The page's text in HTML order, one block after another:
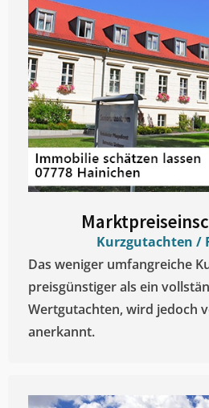
Kurzgutachten /
Das weniger umfangreiche
preisgünstiger als ein
Wertgutachten, wird jedoch
anerkannt.